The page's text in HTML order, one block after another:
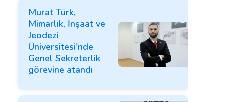
Murat Türk,
Mimarlık, İnşaat ve
Jeodezi
Üniversitesi'nde
Genel Sekreterlik
görevine atandı